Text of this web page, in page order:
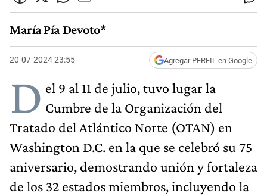
María Pía Devoto*
20-07-2024 23:55 Agregar PERFIL en Google
D el 9 al 11 de julio, tuvo lugar la
Cumbre de la Organización del
Tratado del Atlántico Norte (OTAN) en
Washington D.C. en la que se celebró su 75
aniversario, demostrando unión y fortaleza
de los 32 estados miembros, incluyendo la